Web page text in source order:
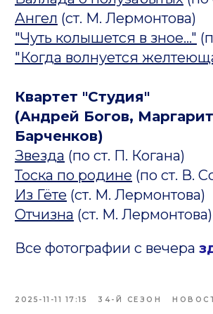
Ангел (ст. М. Лермонтова)
"Чуть колышется в зное..."
"Когда волнуется
Квартет "Студия"
(Андрей Богов,
Барченков)
Звезда (по ст. П. Когана)
Тоска по родине (по ст. В.
Из Гёте (ст. М. Лермонтова)
Отчизна (ст. М. Лермонтова)
Все фотографии с вечера
2025-11-11 17:15 34-Й СЕЗОН